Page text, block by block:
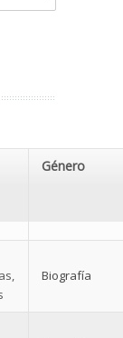
Género
Biografía